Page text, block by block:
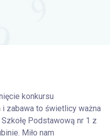
konkursu
zabawa to świetlicy ważna
Podstawową nr 1 z
Miło nam